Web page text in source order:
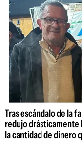
Tras escándalo de la
redujo drásticamente
la cantidad de dinero